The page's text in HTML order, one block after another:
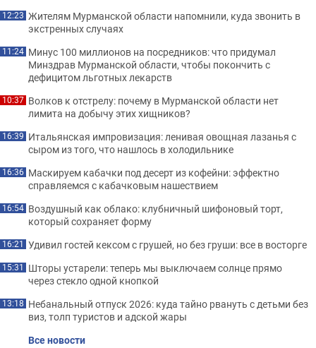
12:23 Жителям Мурманской области напомнили, куда звонить в
экстренных случаях
11:24 Минус 100 миллионов на посредников: что придумал
Минздрав Мурманской области, чтобы покончить с
дефицитом льготных лекарств
10:37 Волков к отстрелу: почему в Мурманской области нет
лимита на добычу этих хищников?
16:39 Итальянская импровизация: ленивая овощная лазанья с
сыром из того, что нашлось в холодильнике
16:36 Маскируем кабачки под десерт из кофейни: эффектно
справляемся с кабачковым нашествием
16:54 Воздушный как облако: клубничный шифоновый торт,
который сохраняет форму
16:21 Удивил гостей кексом с грушей, но без груши: все в восторге
15:31 Шторы устарели: теперь мы выключаем солнце прямо
через стекло одной кнопкой
13:18 Небанальный отпуск 2026: куда тайно рвануть с детьми без
виз, толп туристов и адской жары
Все новости